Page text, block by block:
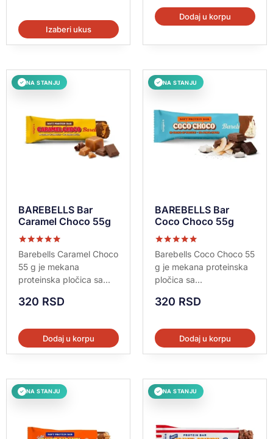
Izaberi ukus
Dodaj u korpu
✓ NA STANJU
BAREBELLS Bar
Caramel Choco 55g
Ocenjeno sa
5.00
od 5
Barebells Caramel Choco
55 g je mekana
proteinska pločica sa...
320 RSD
Dodaj u korpu
✓ NA STANJU
BAREBELLS Bar
Coco Choco 55g
Ocenjeno sa
5.00
od 5
Barebells Coco Choco 55
g je mekana proteinska
pločica sa...
320 RSD
Dodaj u korpu
✓ NA STANJU ✓ NA STANJU